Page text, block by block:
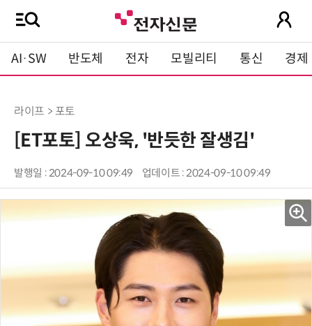
AI·SW 반도체 전자 모빌리티 통신 경제
라이프 > 포토
[ET포토] 오상욱, '반듯한 잘생김'
발행일 : 2024-09-10 09:49 업데이트 : 2024-09-10 09:49